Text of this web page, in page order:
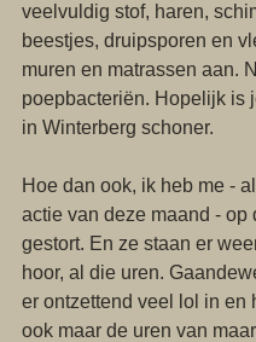
veelvuldig stof, haren,
beestjes, druipsporen en
muren en matrassen aan.
poepbacteriën. Hopelijk is
in Winterberg schoner.
Hoe dan ook, ik heb me -
actie van deze maand - op
gestort. En ze staan er
hoor, al die uren.
er ontzettend veel lol in en
ook maar de uren van